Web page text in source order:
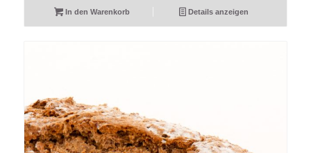
In den Warenkorb Details anzeigen